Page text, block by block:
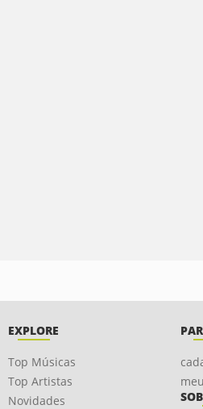
EXPLORE
Top Músicas
Top Artistas
Novidades